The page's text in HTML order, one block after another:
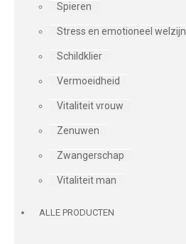
Spieren
Stress en emotioneel welzijn
Schildklier
Vermoeidheid
Vitaliteit vrouw
Zenuwen
Zwangerschap
Vitaliteit man
ALLE PRODUCTEN